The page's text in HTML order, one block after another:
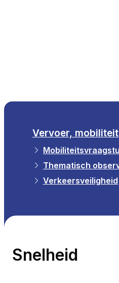
Alle thema's
Vervoer, mobiliteit
Verkeersveiligheid
Snelheid